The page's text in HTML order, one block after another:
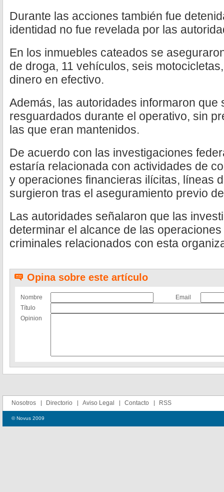
Durante las acciones también fue
identidad no fue revelada por las
En los inmuebles cateados se
de droga, 11 vehículos, seis
dinero en efectivo.
Además, las autoridades informaron que
resguardados durante el operativo, sin
las que eran mantenidos.
De acuerdo con las investigaciones
estaría relacionada con actividades de
y operaciones financieras ilícitas, líneas
surgieron tras el aseguramiento previo
Las autoridades señalaron que las
determinar el alcance de las
criminales relacionados con esta
Opina sobre este artículo
Nombre
Email
Título
Opinion
Nosotros Directorio Aviso Legal Contacto RSS
© Novus 2009